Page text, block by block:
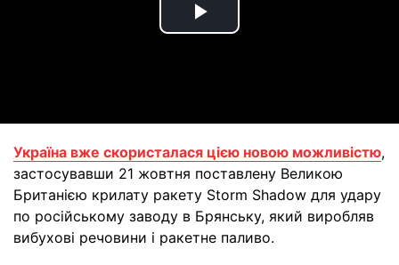
Play
Україна вже скористалася цією новою можливістю,
застосувавши 21 жовтня поставлену Великою
Британією крилату ракету Storm Shadow для удару
по російському заводу в Брянську, який виробляв
вибухові речовини і ракетне паливо.